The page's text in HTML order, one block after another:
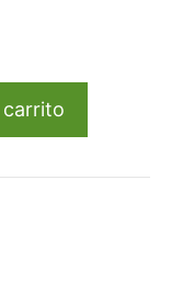
carrito